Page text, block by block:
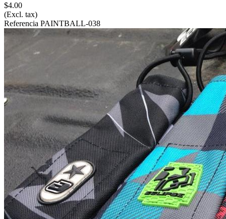
$4.00
(Excl. tax)
Referencia PAINTBALL-038